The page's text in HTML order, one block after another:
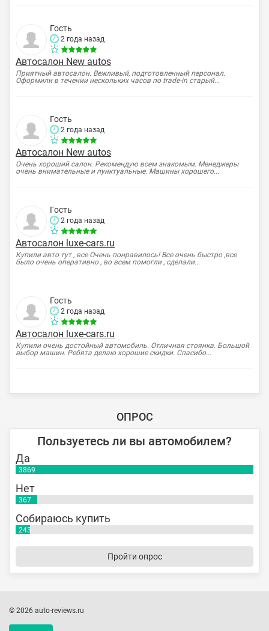
Гость
2 года назад
Автосалон New autos
Приятный автосалон. Вежливый, подготовленный персонал.
Оформили в течении нескольких часов по trade-in старый...
Гость
2 года назад
Автосалон New autos
Очень хороший салон. Рекомендую всем знакомым. Менеджеры
очень внимательные и пунктуальные. Машины хорошего...
Гость
2 года назад
Автосалон luxe-cars.ru
Купили авто тут , все Очень понравилось! Все очень быстро ,все
было очень оперативно , во всем помогли , сделали...
Гость
2 года назад
Автосалон luxe-cars.ru
Купили очень достойный автомобиль. Отличная стоянка. Большой
выбор машин. Ребята делаю хорошие скидки. Спасибо...
ОПРОС
Пользуетесь ли вы автомобилем?
Да
3869
Нет
367
Собираюсь купить
243
Пройти опрос
© 2026 auto-reviews.ru